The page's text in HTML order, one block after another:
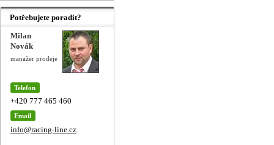
Potřebujete poradit?
Milan
Novák
manažer prodeje
Telefon
+420 777 465 460
Email
info@racing-line.cz